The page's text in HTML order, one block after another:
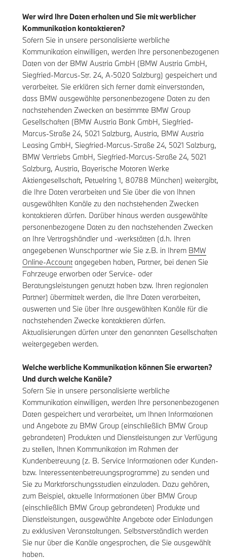
Wer wird Ihre Daten erhalten und Sie mit werblicher
Kommunikation kontaktieren?
Sofern Sie in unsere personalisierte werbliche
Kommunikation einwilligen, werden Ihre personenbezogenen
Daten von der BMW Austria GmbH (BMW Austria GmbH,
Siegfried-Marcus-Str. 24, A-5020 Salzburg) gespeichert und
verarbeitet. Sie erklären sich ferner damit einverstanden,
dass BMW ausgewählte personenbezogene Daten zu den
nachstehenden Zwecken an bestimmte BMW Group
Gesellschaften (BMW Austria Bank GmbH, Siegfried-
Marcus-Straße 24, 5021 Salzburg, Austria, BMW Austria
Leasing GmbH, Siegfried-Marcus-Straße 24, 5021 Salzburg,
BMW Vertriebs GmbH, Siegfried-Marcus-Straße 24, 5021
Salzburg, Austria, Bayerische Motoren Werke
Aktiengesellschaft, Petuelring 1, 80788 München) weitergibt,
die Ihre Daten verarbeiten und Sie über die von Ihnen
ausgewählten Kanäle zu den nachstehenden Zwecken
kontaktieren dürfen. Darüber hinaus werden ausgewählte
personenbezogene Daten zu den nachstehenden Zwecken
an Ihre Vertragshändler und -werkstätten (d.h. Ihren
angegebenen Wunschpartner wie Sie z.B. in Ihrem BMW
Online-Accountangegeben haben, Partner, bei denen Sie
Fahrzeuge erworben oder Service- oder
Beratungsleistungen genutzt haben bzw. Ihren regionalen
Partner) übermittelt werden, die Ihre Daten verarbeiten,
auswerten und Sie über Ihre ausgewählten Kanäle für die
nachstehenden Zwecke kontaktieren dürfen.
Aktualisierungen dürfen unter den genannten Gesellschaften
weitergegeben werden.
Welche werbliche Kommunikation können Sie erwarten?
Und durch welche Kanäle?
Sofern Sie in unsere personalisierte werbliche
Kommunikation einwilligen, werden Ihre personenbezogenen
Daten gespeichert und verarbeitet, um Ihnen Informationen
und Angebote zu BMW Group (einschließlich BMW Group
gebrandeten) Produkten und Dienstleistungen zur Verfügung
zu stellen, Ihnen Kommunikation im Rahmen der
Kundenbetreuung (z. B. Service Informationen oder Kunden-
bzw. Interessentenbetreuungsprogramme) zu senden und
Sie zu Marktforschungsstudien einzuladen. Dazu gehören,
zum Beispiel, aktuelle Informationen über BMW Group
(einschließlich BMW Group gebrandeten) Produkte und
Dienstleistungen, ausgewählte Angebote oder Einladungen
zu exklusiven Veranstaltungen. Selbstverständlich werden
Sie nur über die Kanäle angesprochen, die Sie ausgewählt
haben.